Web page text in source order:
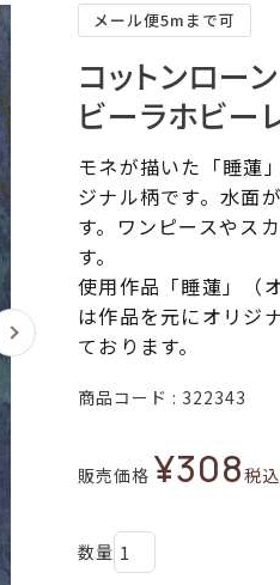
メール便5mまで可
コットンロー
ビーラホビー
モネが描いた「睡蓮
ジナル柄です。水面
す。ワンピースやス
す。
使用作品「睡蓮」（
は作品を元にオリジ
ております。
商品コード 322343
販売価格 ¥308税込